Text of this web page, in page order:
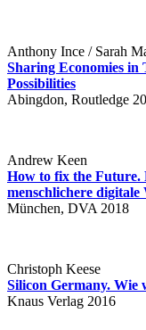
Anthony Ince / Sarah
Sharing Economies in
Possibilities
Abingdon, Routledge
Andrew Keen
How to fix the Future.
menschlichere digitale
München, DVA 2018
Christoph Keese
Silicon Germany. Wie
Knaus Verlag 2016